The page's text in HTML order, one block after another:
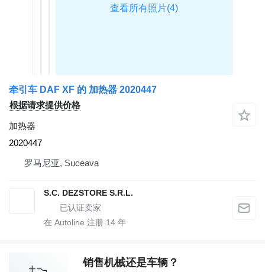
牵引车 DAF XF 的 加热器 2020447
根据请求提供价格
加热器
2020447
罗马尼亚, Suceava
S.C. DEZSTORE S.R.L.
在 Autoline 注册 14 年
销售机械还是车辆？